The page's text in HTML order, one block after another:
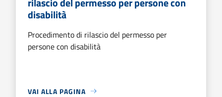
disabilità
Procedimento di rilascio del permesso per
persone con disabilità
VAI ALLA PAGINA